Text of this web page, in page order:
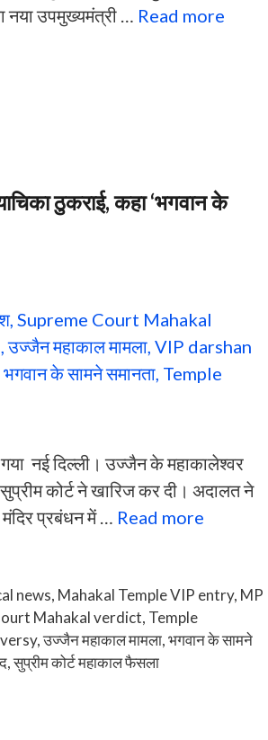
नया उपमुख्यमंत्री … Read more
ठुकराई, कहा ‘भगवान के
गया नई दिल्ली। उज्जैन के महाकालेश्वर
कोर्ट ने खारिज कर दी। अदालत ने
प्रबंधन में … Read more
news, Mahakal Temple VIP entry, MP
Mahakal verdict, Temple
,उज्जैन महाकाल मामला,भगवान के सामने
,सुप्रीम कोर्ट महाकाल फैसला